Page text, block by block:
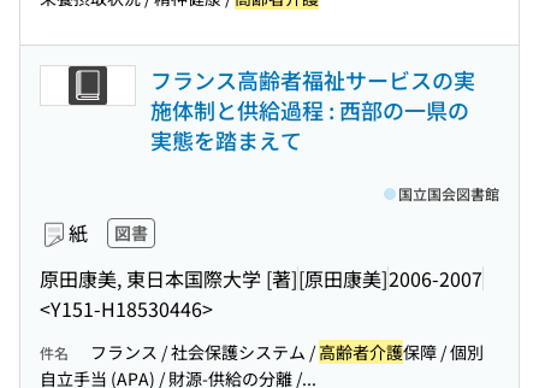
フランス高齢者福祉サービスの実
施体制と供給過程 : 西部の一県の
実態を踏まえて
紙 図書
原田康美, 東日本国際大学 [著][原田康美]2006-2007
<Y151-H18530446>
国立国会図書館
件名 フランス / 社会保護システム /高齢者介護保障 / 個別
自立手当 (APA) / 財源-供給の分離 /...